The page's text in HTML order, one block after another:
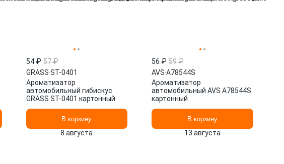
54 ₽ 57 ₽
GRASS·ST-0401
Ароматизатор
автомобильный гибискус
GRASS ST-0401 картонный
В корзину
8 августа
56 ₽ 59 ₽
AVS·A78544S
Ароматизатор
автомобильный AVS A78544S
картонный
В корзину
13 августа